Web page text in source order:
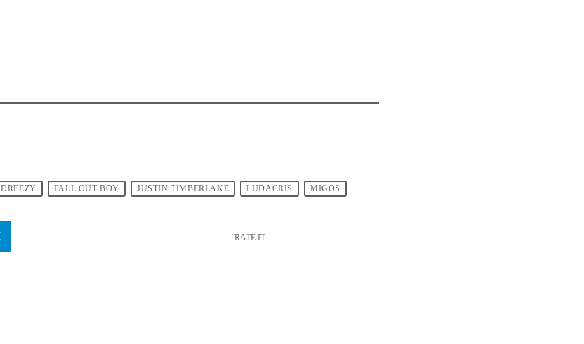
DREEZY FALL OUT BOY JUSTIN TIMBERLAKE LUDACRIS MIGOS
RATE IT